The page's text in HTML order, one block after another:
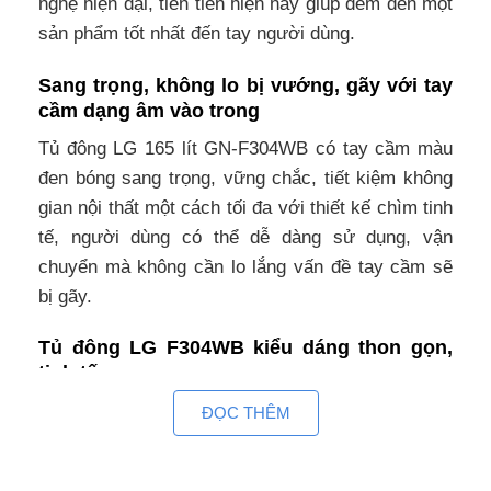
nghệ hiện đại, tiên tiến hiện nay giúp đem đến một
sản phẩm tốt nhất đến tay người dùng.
Sang trọng, không lo bị vướng, gãy với tay
cầm dạng âm vào trong
Tủ đông LG 165 lít GN-F304WB có tay cầm màu
đen bóng sang trọng, vững chắc, tiết kiệm không
gian nội thất một cách tối đa với thiết kế chìm tinh
tế, người dùng có thể dễ dàng sử dụng, vận
chuyển mà không cần lo lắng vấn đề tay cầm sẽ
bị gãy.
Tủ đông LG F304WB kiểu dáng thon gọn,
tinh tế
Là mẫu tủ đông LG có kiểu dáng nhỏ gọn vô cùng
tinh tế, lớp sơn tĩnh điện màu đen sang trọng, giúp
ĐỌC THÊM